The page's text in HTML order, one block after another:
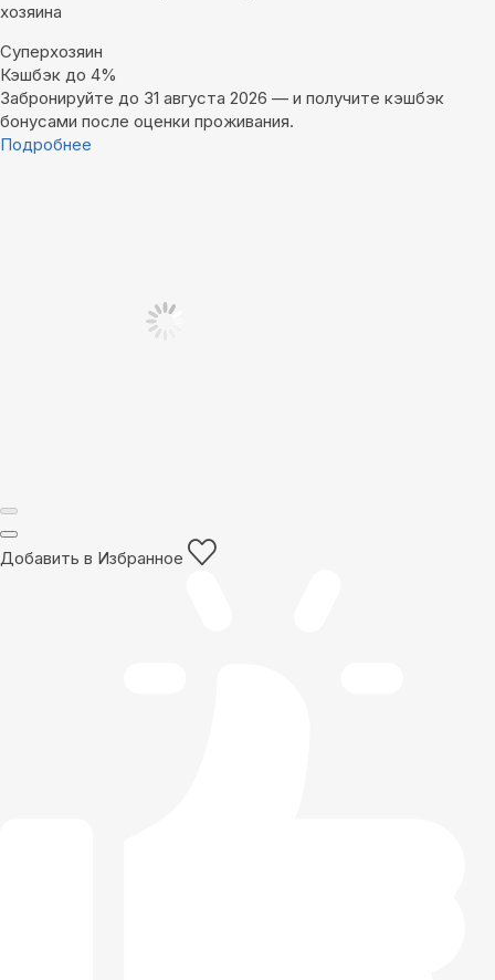
хозяина
Суперхозяин
Кэшбэк до 4%
Забронируйте до 31 августа 2026 — и получите кэшбэк
бонусами после оценки проживания.
Подробнее
Добавить в Избранное